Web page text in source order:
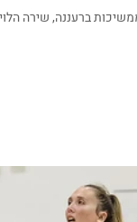
ברעננה, שירה